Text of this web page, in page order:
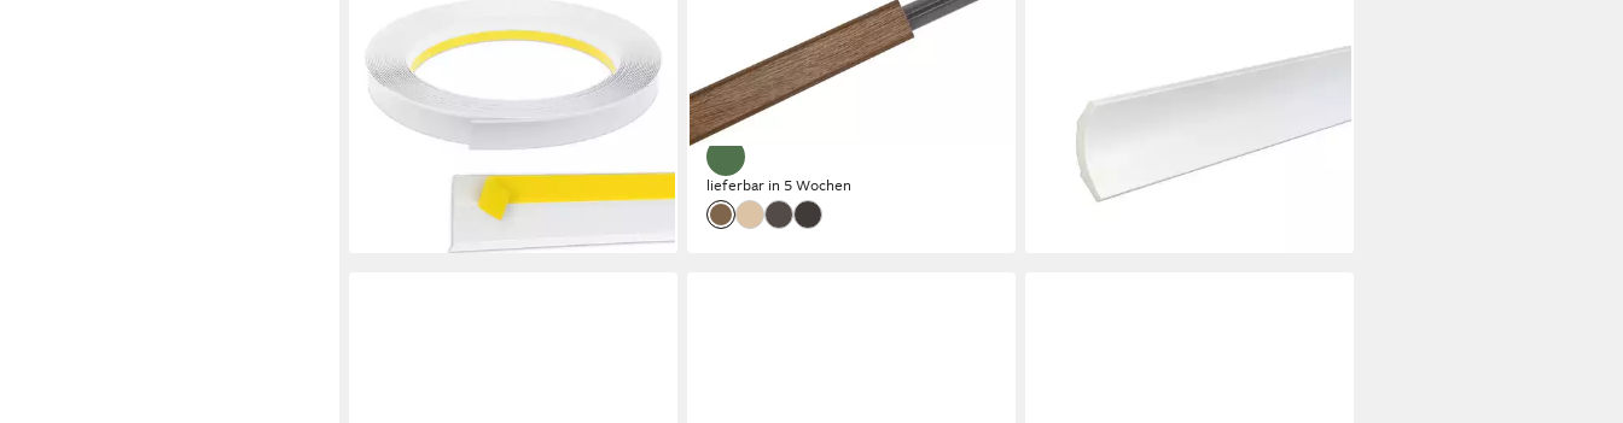
selbstklebend, Zierleisten zur
Montage, selbstklebend, Kunststoff,
Farbe: Weiß
ab 6,10 €
(6,10 €/ 1 m)
Abschlussleiste WAP, Kunststoff,
zum Anschrauben, individuell
kürzbar, Maße (B/T/H): 200/2,5/2,5
cm
25,99 €
lieferbar in 5 Wochen
schrauben, nageln, Kunststoff, 1-St.
11,45 €
(5,73 €/ 1 m)
lieferbar - in 2-3 Werktagen bei dir